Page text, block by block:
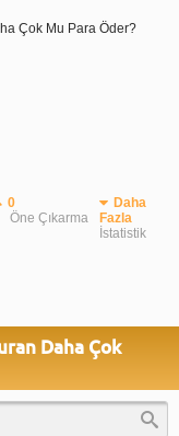
Çok Mu Para Öder?
0
Öne Çıkarma
Daha
Fazla
İstatistik
Daha Çok